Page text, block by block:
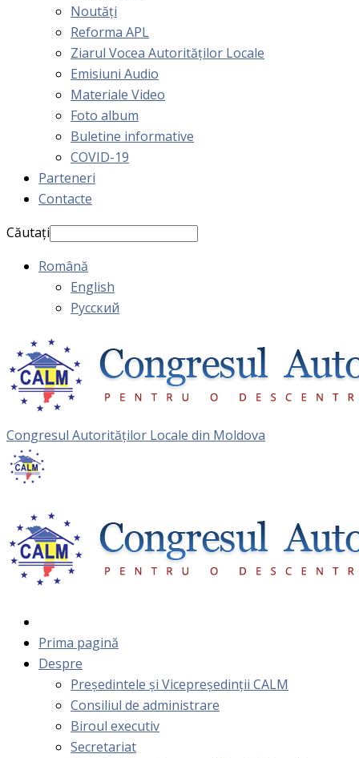
Noutăți
Reforma APL
Ziarul Vocea Autorităților Locale
Emisiuni Audio
Materiale Video
Foto album
Buletine informative
COVID-19
Parteneri
Contacte
Căutați
Română
English
Русский
Congresul Autorităţilor Locale din Moldova
Prima pagină
Despre
Președintele și Vicepreședinții CALM
Consiliul de administrare
Biroul executiv
Secretariat